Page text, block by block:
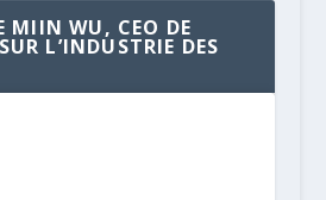
MIIN WU, CEO DE
L’INDUSTRIE DES